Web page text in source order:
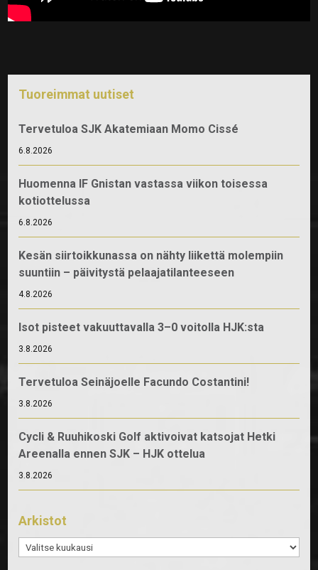
Tuoreimmat uutiset
Tervetuloa SJK Akatemiaan Momo Cissé
6.8.2026
Huomenna IF Gnistan vastassa viikon toisessa
kotiottelussa
6.8.2026
Kesän siirtoikkunassa on nähty liikettä molempiin
suuntiin – päivitystä pelaajatilanteeseen
4.8.2026
Isot pisteet vakuuttavalla 3–0 voitolla HJK:sta
3.8.2026
Tervetuloa Seinäjoelle Facundo Costantini!
3.8.2026
Cycli & Ruuhikoski Golf aktivoivat katsojat Hetki
Areenalla ennen SJK – HJK ottelua
3.8.2026
Arkistot
Arkistot